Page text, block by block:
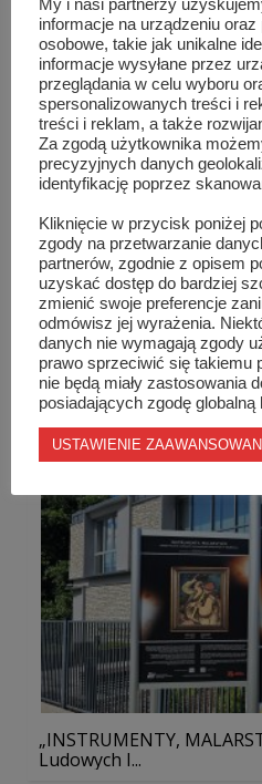
Dzień Seniora w Orońsku
„INSTRUMENTY,
Ludowych I...
My i nasi partnerzy
informacje na urządzeniu
osobowe, takie jak unikalne
informacje wysyłane przez
przeglądania w celu wyboru
spersonalizowanych treści i
treści i reklam, a także
Za zgodą użytkownika
precyzyjnych danych
identyfikację poprzez
Kliknięcie w przycisk poniżej
zgody na przetwarzanie
partnerów, zgodnie z opisem
uzyskać dostęp do bardziej
zmienić swoje preferencje
odmówisz jej wyrażenia.
danych nie wymagają zgody
prawo sprzeciwić się takiemu
nie będą miały zastosowania
posiadających zgodę globalną
USTAWIENIE